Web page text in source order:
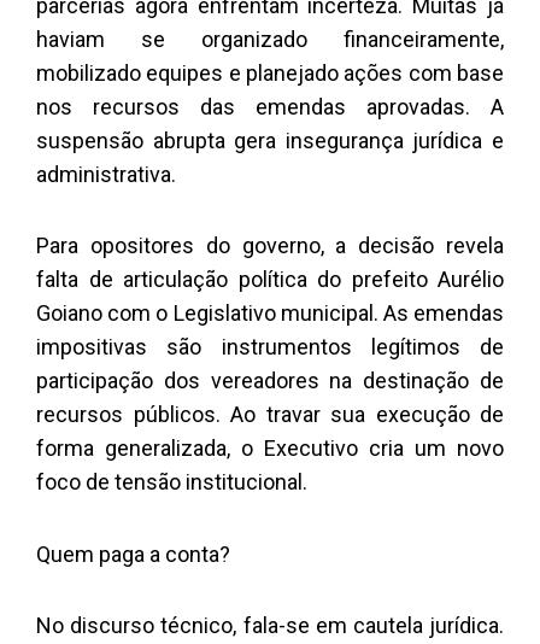
parcerias agora enfrentam incerteza. Muitas já
haviam se organizado financeiramente,
mobilizado equipes e planejado ações com base
nos recursos das emendas aprovadas. A
suspensão abrupta gera insegurança jurídica e
administrativa.
Para opositores do governo, a decisão revela
falta de articulação política do prefeito Aurélio
Goiano com o Legislativo municipal. As emendas
impositivas são instrumentos legítimos de
participação dos vereadores na destinação de
recursos públicos. Ao travar sua execução de
forma generalizada, o Executivo cria um novo
foco de tensão institucional.
Quem paga a conta?
No discurso técnico, fala-se em cautela jurídica.